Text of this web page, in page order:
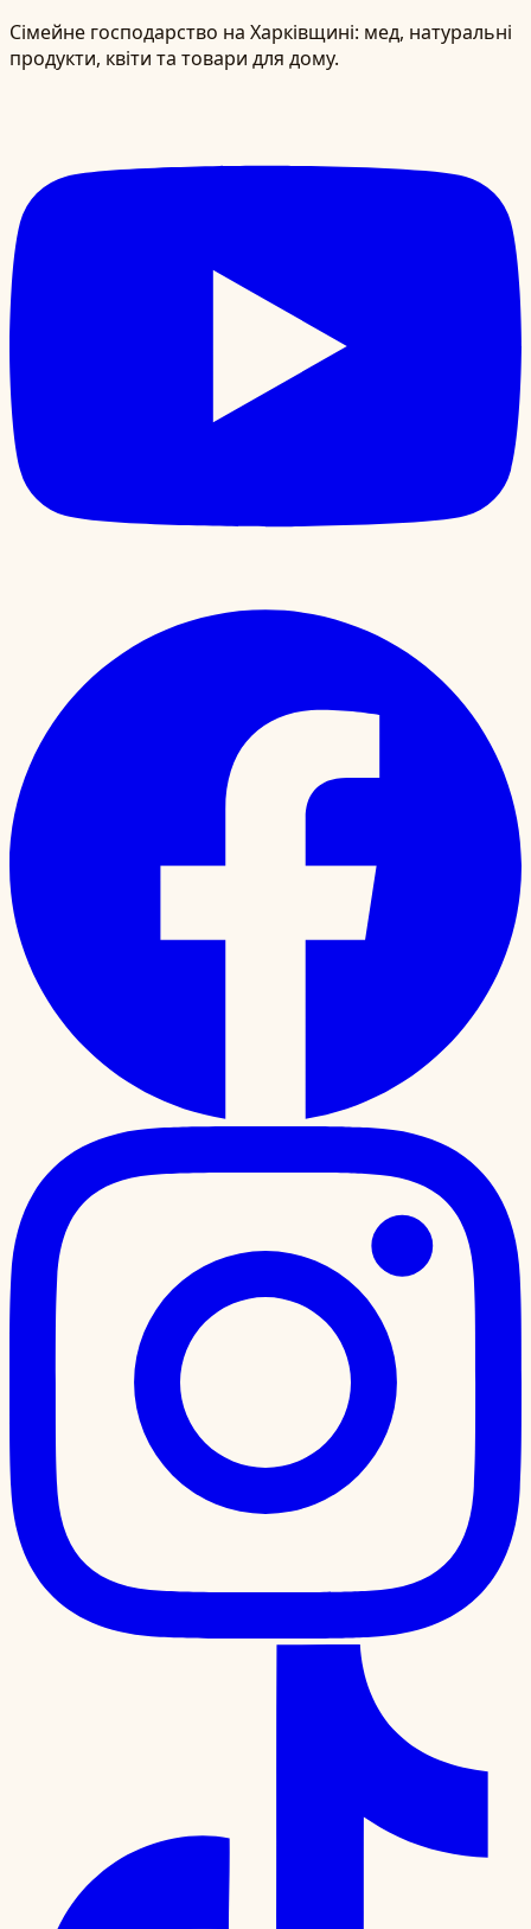
Сімейне господарство на Харківщині: мед, натуральні
продукти, квіти та товари для дому.